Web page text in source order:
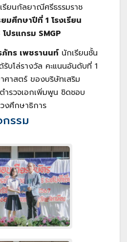
รียนกัลยาณีศรีธรรมราช
ศึกษาปีที่ 1 โรงเรียน
ปรแกรม SMGP
ภัทร เพชรานนท์นักเรียนชั้น
บโล่รางวัล คะแนนอันดับที่ 1
ศาสตร์ ของบริษัทเสริม
รวจเอกเพิ่มพูน ชิดชอบ
งศึกษาธิการ
รรม